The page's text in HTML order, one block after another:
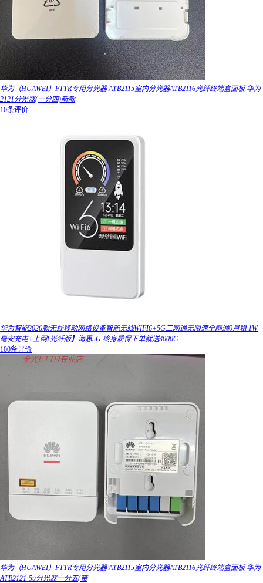
华为（HUAWEI）FTTR专用分光器 ATB2115室内分光器ATB2116光纤终端盒面板 华为
2121分光器(一分四)新款
10条评价
华为智能2026款无线移动网络设备智能无线WIFI6+5G三网通无限速全网通0月租 1W
毫安充电+上网[光纤版】海思5G 终身质保下单就送3000G
100条评价
华为（HUAWEI）FTTR专用分光器 ATB2115室内分光器ATB2116光纤终端盒面板 华为
ATB2121-5u分光器一分五(带